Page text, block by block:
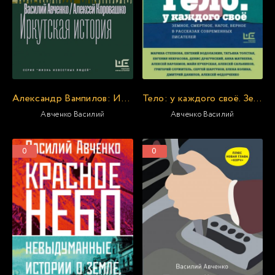
Александр Вампилов: Иркутская история
Авченко Василий
Тело: у каждого своё. Земное, смертное, нагое, верное в рассказах современных писателей »
Авченко Василий
0 0